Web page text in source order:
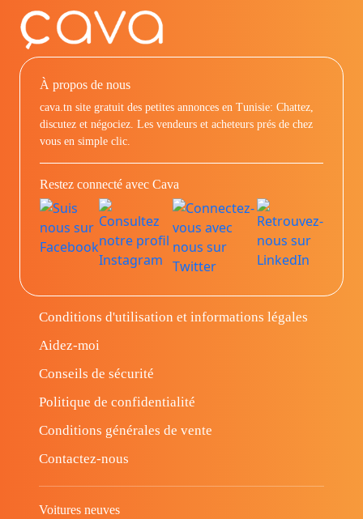
À propos de nous
cava.tn site gratuit des petites annonces en Tunisie: Chattez,
discutez et négociez. Les vendeurs et acheteurs prés de chez
vous en simple clic.
Restez connecté avec Cava
Conditions d'utilisation et informations légales
Aidez-moi
Conseils de sécurité
Politique de confidentialité
Conditions générales de vente
Contactez-nous
Voitures neuves